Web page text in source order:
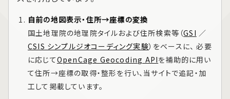
自前の地図表示・住所→座標の変換
国土地理院の地理院タイルおよび住所検索等（GSI ／
CSIS シンプルジオコーディング実験）をベースに、 必要
に応じてOpenCage Geocoding APIを補助的に用い
て住所→座標の取得・整形を行い、当サイトで追記・加
工して掲載しています。